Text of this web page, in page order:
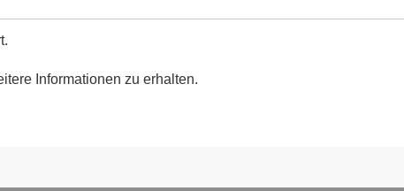
a
Informationen zu erhalten.